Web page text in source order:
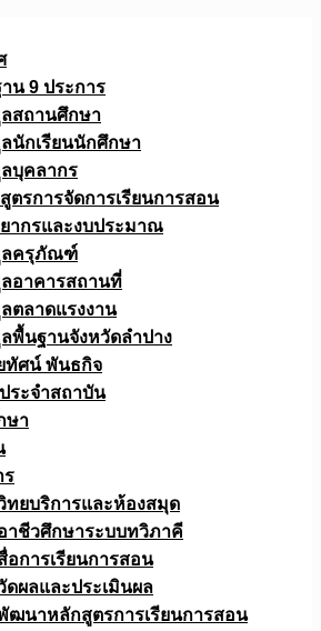
น 9 ประการ
สถานศึกษา
นักเรียนนักศึกษา
บุคลากร
ตรการจัดการเรียนการสอน
ากรและงบประมาณ
ครุภัณฑ์
อาคารสถานที่
ตลาดแรงงาน
พื้นฐานจังหวัดลำปาง
ทัศน์ พันธกิจ
ะจำสถาบัน
ษา
ร
ทยบริการและห้องสมุด
าชีวศึกษาระบบทวิภาคี
อการเรียนการสอน
ดผลและประเมินผล
ฒนาหลักสูตรการเรียนการสอน